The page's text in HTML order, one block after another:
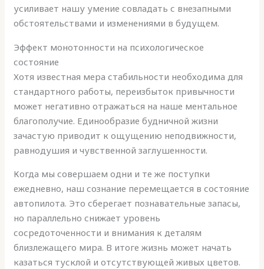
усиливает нашу умение совладать с внезапными
обстоятельствами и изменениями в будущем.
Эффект монотонности на психологическое
состояние
Хотя известная мера стабильности необходима для
стандартного работы, переизбыток привычности
может негативно отражаться на наше ментальное
благополучие. Единообразие будничной жизни
зачастую приводит к ощущению неподвижности,
равнодушия и чувственной заглушенности.
Когда мы совершаем одни и те же поступки
ежедневно, наш сознание перемещается в состояние
автопилота. Это сберегает познавательные запасы,
но параллельно снижает уровень
сосредоточенности и внимания к деталям
близлежащего мира. В итоге жизнь может начать
казаться тусклой и отсутствующей живых цветов.